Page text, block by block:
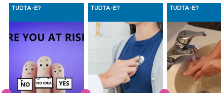
TUDTA-E? TUDTA-E? TUDTA-E?